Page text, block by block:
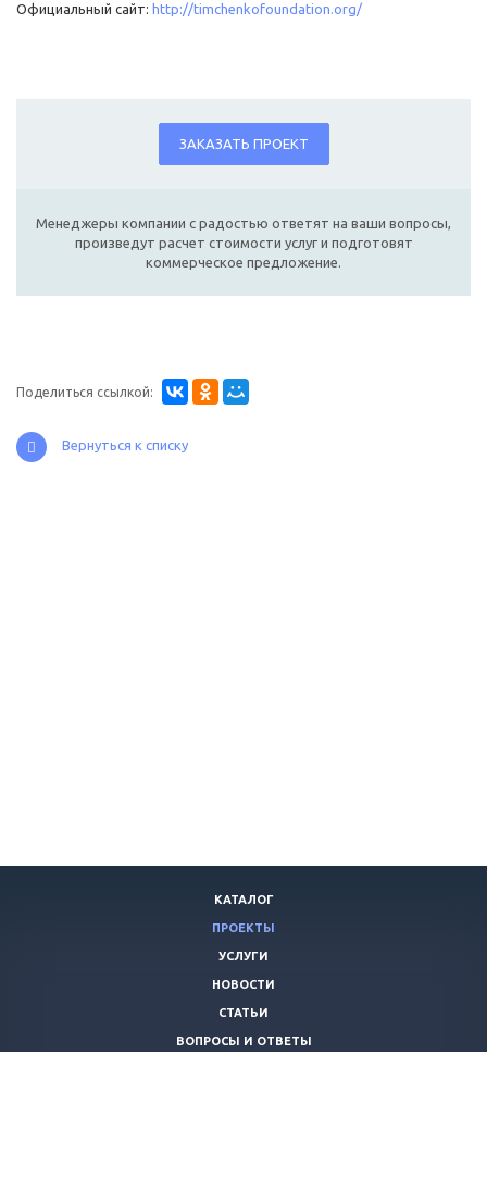
Официальный сайт: http://timchenkofoundation.org/
ЗАКАЗАТЬ ПРОЕКТ
Менеджеры компании с радостью ответят на ваши вопросы,
произведут расчет стоимости услуг и подготовят
коммерческое предложение.
Поделиться ссылкой:
Вернуться к списку
КАТАЛОГ
ПРОЕКТЫ
УСЛУГИ
НОВОСТИ
СТАТЬИ
ВОПРОСЫ И ОТВЕТЫ